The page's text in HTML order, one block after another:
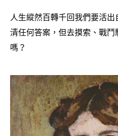
人生縱然百轉千回我們要活
清任何答案 ， 但去摸索、戰
嗎 ？